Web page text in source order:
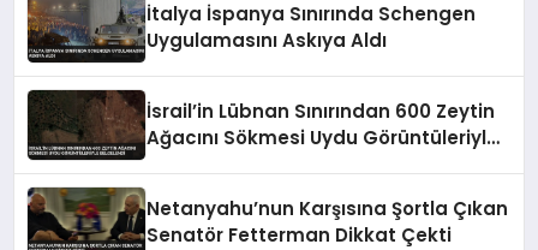
İtalya İspanya Sınırında Schengen
Uygulamasını Askıya Aldı
İsrail’in Lübnan Sınırından 600 Zeytin
Ağacını Sökmesi Uydu Görüntüleriyle
Netanyahu’nun Karşısına Şortla Çıkan
Senatör Fetterman Dikkat Çekti